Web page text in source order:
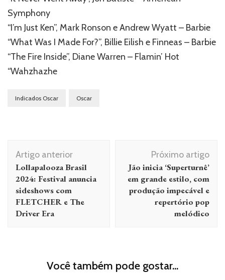
Symphony
“I’m Just Ken”, Mark Ronson e Andrew Wyatt – Barbie
“What Was I Made For?”, Billie Eilish e Finneas – Barbie
“The Fire Inside”, Diane Warren – Flamin’ Hot
“Wahzhazhe
Indicados Oscar Oscar
Navegação
de
post
Artigo anterior
Lollapalooza Brasil
2024: Festival anuncia
sideshows com
FLETCHER e The
Driver Era
Próximo artigo
Jão inicia ‘Superturnê’
em grande estilo, com
produção impecável e
repertório pop
melódico
Você também pode gostar...